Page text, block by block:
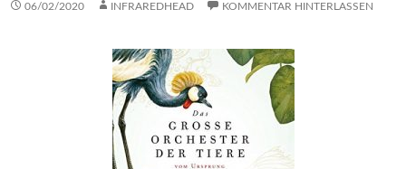
06/02/2020 INFRAREDHEAD KOMMENTAR HINTERLASSEN